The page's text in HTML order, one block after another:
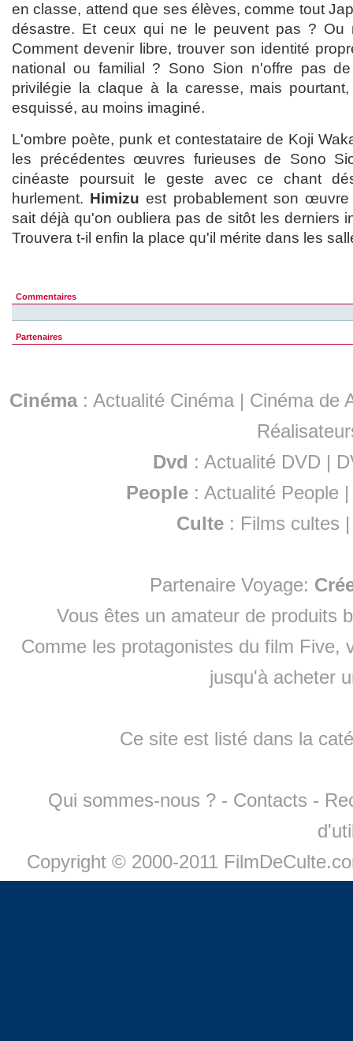
en classe, attend que ses élèves, comme tout
désastre. Et ceux qui ne le peuvent pas ? Ou
Comment devenir libre, trouver son identité
national ou familial ? Sono Sion n'offre pas
privilégie la claque à la caresse, mais
esquissé, au moins imaginé.
L'ombre poète, punk et contestataire de Koji
les précédentes œuvres furieuses de Sono
cinéaste poursuit le geste avec ce chant
hurlement. Himizu est probablement son
sait déjà qu'on oubliera pas de sitôt les derniers
Trouvera t-il enfin la place qu'il mérite dans les
Commentaires
Partenaires
Cinéma: Actualité Cinéma | Cinéma de
Dvd : Actualité DVD |
People :Actualité People
Culte : Films cultes
Partenaire Voyage:
Vous êtes un amateur de produits
Comme les protagonistes du film Five,
jusqu'à acheter
Ce site est listé dans la
Qui sommes-nous ? - Contacts -
Copyright © 2000-2011